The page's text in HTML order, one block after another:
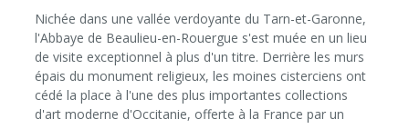
Nichée dans une vallée verdoyante du Tarn-et-Garonne,
l'Abbaye de Beaulieu-en-Rouergue s'est muée en un lieu
de visite exceptionnel à plus d'un titre. Derrière les murs
épais du monument religieux, les moines cisterciens ont
cédé la place à l'une des plus importantes collections
d'art moderne d'Occitanie, offerte à la France par un